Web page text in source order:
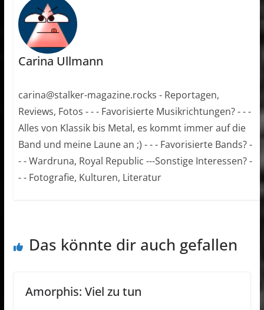
Carina Ullmann
carina@stalker-magazine.rocks - Reportagen,
Reviews, Fotos - - - Favorisierte Musikrichtungen? - - -
Alles von Klassik bis Metal, es kommt immer auf die
Band und meine Laune an ;) - - - Favorisierte Bands? -
- - Wardruna, Royal Republic ---Sonstige Interessen? -
- - Fotografie, Kulturen, Literatur
Das könnte dir auch gefallen
Amorphis: Viel zu tun